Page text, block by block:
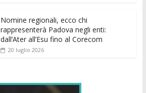
Nomine regionali, ecco chi
rappresenterà Padova negli enti:
dall’Ater all’Esu fino al Corecom
20 luglio 2026